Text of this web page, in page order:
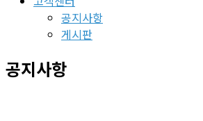
공지사항
게시판
공지사항